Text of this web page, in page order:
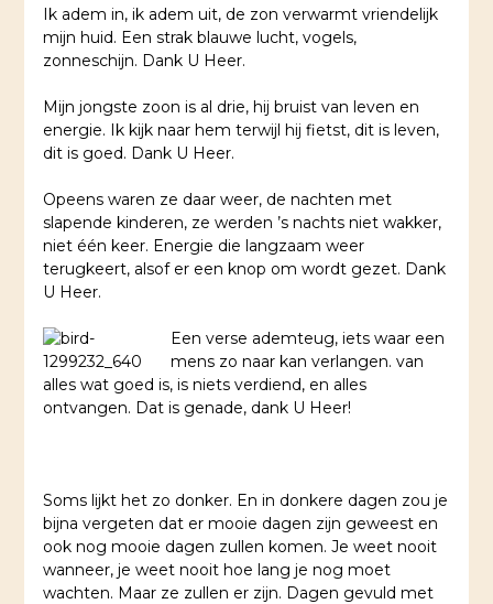
Ik adem in, ik adem uit, de zon verwarmt vriendelijk
mijn huid. Een strak blauwe lucht, vogels,
zonneschijn. Dank U Heer.
Mijn jongste zoon is al drie, hij bruist van leven en
energie. Ik kijk naar hem terwijl hij fietst, dit is leven,
dit is goed. Dank U Heer.
Opeens waren ze daar weer, de nachten met
slapende kinderen, ze werden ’s nachts niet wakker,
niet één keer. Energie die langzaam weer
terugkeert, alsof er een knop om wordt gezet. Dank
U Heer.
Een verse ademteug, iets waar een
mens zo naar kan verlangen. van
alles wat goed is, is niets verdiend, en alles
ontvangen. Dat is genade, dank U Heer!
Soms lijkt het zo donker. En in donkere dagen zou je
bijna vergeten dat er mooie dagen zijn geweest en
ook nog mooie dagen zullen komen. Je weet nooit
wanneer, je weet nooit hoe lang je nog moet
wachten. Maar ze zullen er zijn. Dagen gevuld met